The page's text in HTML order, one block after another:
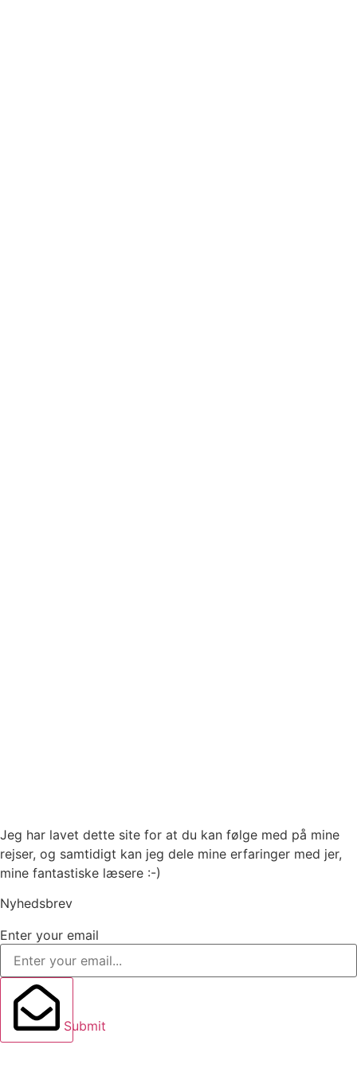
Jeg har lavet dette site for at du kan følge med på mine
rejser, og samtidigt kan jeg dele mine erfaringer med jer,
mine fantastiske læsere :-)
Nyhedsbrev
Enter your email
Submit